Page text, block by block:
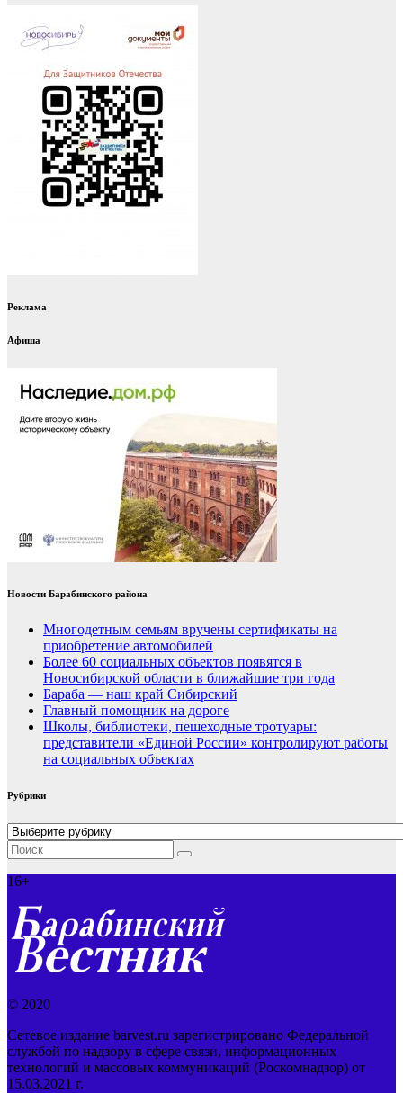
Реклама
Афиша
Новости Барабинского района
Многодетным семьям вручены сертификаты на
приобретение автомобилей
Более 60 социальных объектов появятся в
Новосибирской области в ближайшие три года
Бараба — наш край Сибирский
Главный помощник на дороге
Школы, библиотеки, пешеходные тротуары:
представители «Единой России» контролируют работы
на социальных объектах
Рубрики
Рубрики
16+
© 2020
Сетевое издание barvest.ru зарегистрировано Федеральной
службой по надзору в сфере связи, информационных
технологий и массовых коммуникаций (Роскомнадзор) от
15.03.2021 г.